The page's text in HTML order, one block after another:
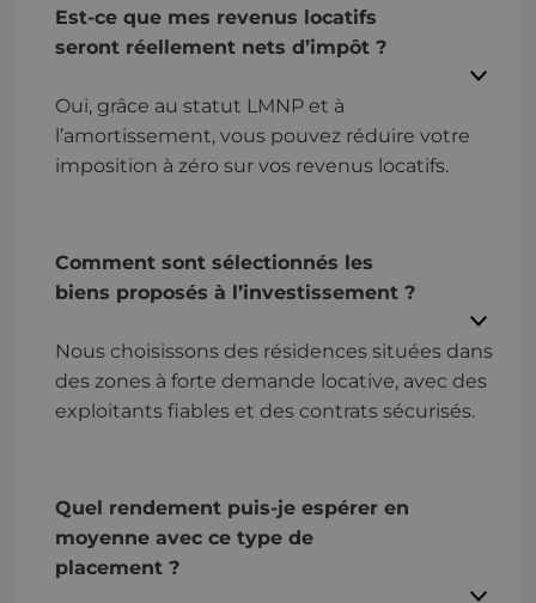
Est-ce que mes revenus locatifs
seront réellement nets d’impôt ?
Oui, grâce au statut LMNP et à
l’amortissement, vous pouvez réduire votre
imposition à zéro sur vos revenus locatifs.
Comment sont sélectionnés les
biens proposés à l’investissement ?
Nous choisissons des résidences situées dans
des zones à forte demande locative, avec des
exploitants fiables et des contrats sécurisés.
Quel rendement puis-je espérer en
moyenne avec ce type de
placement ?